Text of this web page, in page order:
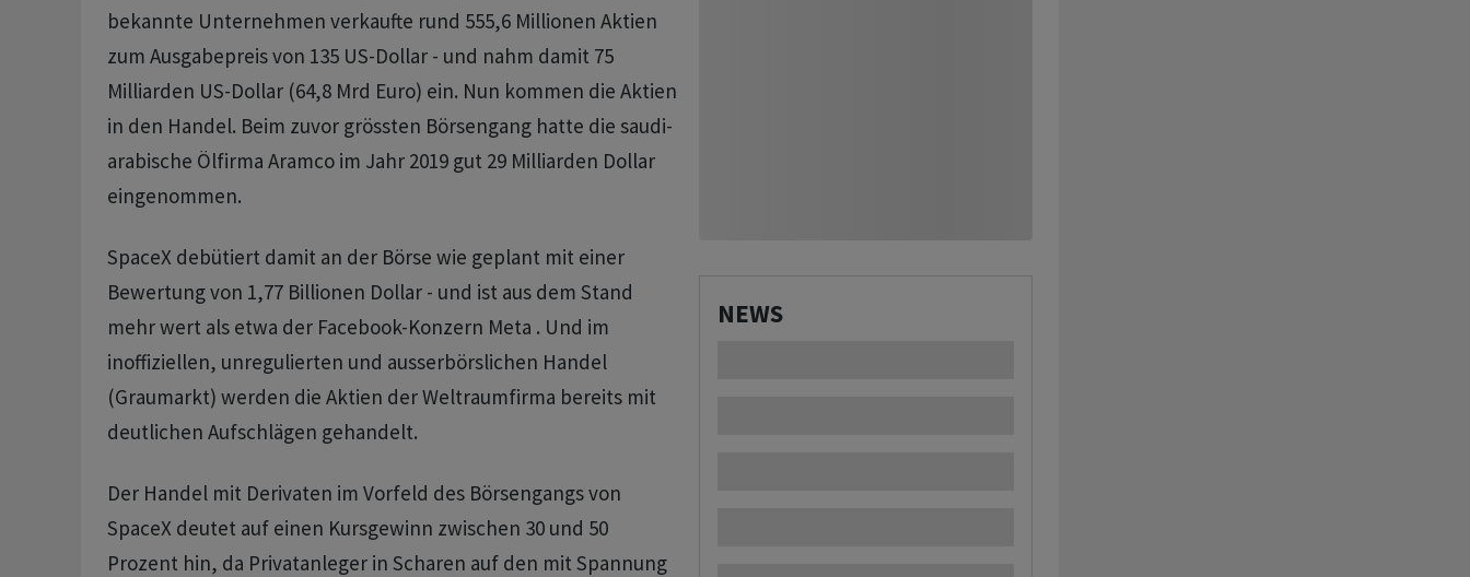
bekannte Unternehmen verkaufte rund 555,6 Millionen Aktien
zum Ausgabepreis von 135 US-Dollar - und nahm damit 75
Milliarden US-Dollar (64,8 Mrd Euro) ein. Nun kommen die Aktien
in den Handel. Beim zuvor grössten Börsengang hatte die saudi-
arabische Ölfirma Aramco im Jahr 2019 gut 29 Milliarden Dollar
eingenommen.
SpaceX debütiert damit an der Börse wie geplant mit einer
Bewertung von 1,77 Billionen Dollar - und ist aus dem Stand
mehr wert als etwa der Facebook-Konzern Meta . Und im
inoffiziellen, unregulierten und ausserbörslichen Handel
(Graumarkt) werden die Aktien der Weltraumfirma bereits mit
deutlichen Aufschlägen gehandelt.
Der Handel mit Derivaten im Vorfeld des Börsengangs von
SpaceX deutet auf einen Kursgewinn zwischen 30 und 50
Prozent hin, da Privatanleger in Scharen auf den mit Spannung
NEWS